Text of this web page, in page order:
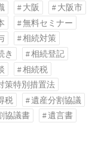
大阪
大阪市
無料セミナー
相続対策
き
相続登記
相続税
策特別措置法
税
遺産分割協議
協議書
遺言書